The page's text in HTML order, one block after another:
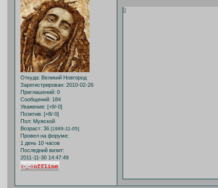
Откуда: Великий Новгород
Зарегистрирован: 2010-02-26
Приглашений: 0
Сообщений: 184
Уважение: [+9/-0]
Позитив: [+8/-0]
Пол: Мужской
Возраст: 36 [1989-11-05]
Провел на форуме:
1 день 10 часов
Последний визит:
2011-11-30 14:47:49
0